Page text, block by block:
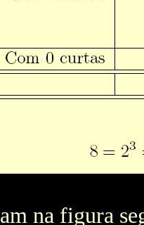
na figura